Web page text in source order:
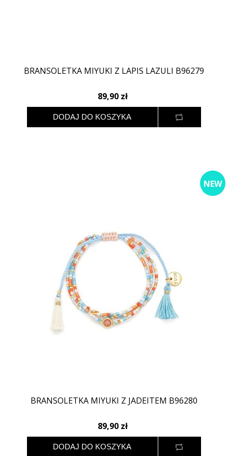
BRANSOLETKA MIYUKI Z LAPIS LAZULI B96279
89,90 zł
BRANSOLETKA MIYUKI Z JADEITEM B96280
NEW
89,90 zł